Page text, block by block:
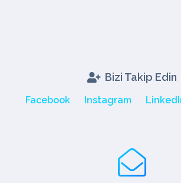
Bizi Takip Edin
Facebook Instagram